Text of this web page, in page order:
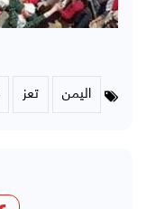
اليمن تعز